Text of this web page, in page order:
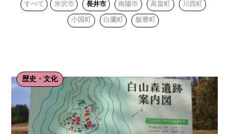
すべて 米沢市 長井市 南陽市 高畠町 川西町
小国町 白鷹町 飯豊町
歴史・文化